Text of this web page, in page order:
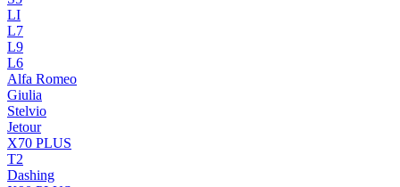
LI
L7
L9
L6
Alfa Romeo
Giulia
Stelvio
Jetour
X70 PLUS
T2
Dashing